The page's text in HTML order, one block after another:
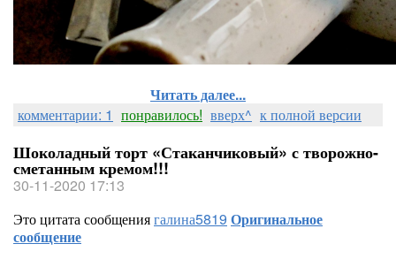
Читать далее...
комментарии: 1 понравилось! вверх^ к полной версии
Шоколадный торт «Стаканчиковый» с творожно-
сметанным кремом!!!
30-11-2020 17:13
Это цитата сообщениягалина5819 Оригинальное
сообщение